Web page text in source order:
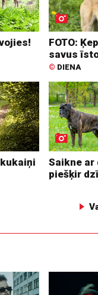
FOTO:
savus
© DIENA
Saikne ar
piešķir